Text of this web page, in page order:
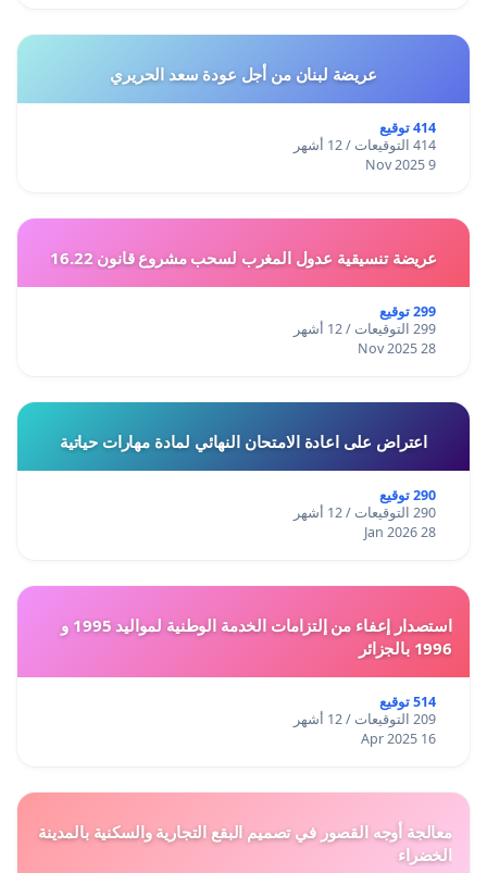
عريضة لبنان من أجل عودة سعد الحريري
414 توقيع
414 التوقيعات / 12 أشهر
9 Nov 2025
عريضة تنسيقية عدول المغرب لسحب مشروع قانون 16.22
299 توقيع
299 التوقيعات / 12 أشهر
28 Nov 2025
اعتراض على اعادة الامتحان النهائي لمادة مهارات حياتية
290 توقيع
290 التوقيعات / 12 أشهر
28 Jan 2026
استصدار إعفاء من إلتزامات الخدمة الوطنية لمواليد 1995 و
1996 بالجزائر
514 توقيع
209 التوقيعات / 12 أشهر
16 Apr 2025
معالجة أوجه القصور في تصميم البقع التجارية والسكنية بالمدينة
الخضراء